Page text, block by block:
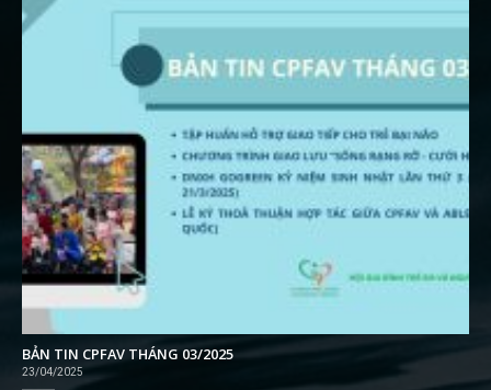
BẢN TIN CPFAV THÁNG 03/2025
23/04/2025